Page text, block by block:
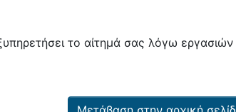
το αίτημά σας λόγω